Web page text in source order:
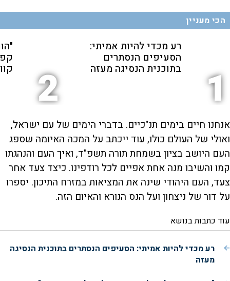
הכי מעניין
1
רע מכדי להיות אמיתי:
הסעיפים הנסתרים
בתוכנית הנסיגה מעזה 2
אנחנו חיים בימים תנ"כיים. בדברי הימים של עם ישראל,
ואולי של העולם כולו, עוד ייכתב על המכה האיומה שספג
העם היושב בציון בשמחת תורה תשפ"ד, ואיך העם והנהגתו
קמו והשיבו מנה אחת אפיים לכל רודפינו. כיצד צעד אחר
צעד, העם היהודי שינה את המציאות במזרח התיכון. יספרו
על דור של ניצחון ועל הנס הנורא והאיום הזה.
עוד כתבות בנושא
רע מכדי להיות אמיתי: הסעיפים הנסתרים בתוכנית הנסיגה
מעזה